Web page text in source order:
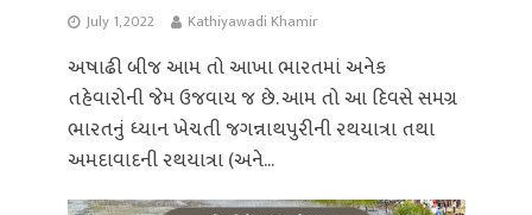
July 1, 2022 Kathiyawadi Khamir
અષાઢી બીજ આમ તો આખા ભારતમાં અનેક
તહેવારોની જેમ ઉજવાય જ છે. આમ તો આ દિવસે સમગ્ર
ભારતનું ધ્યાન ખેચતી જગન્નાથપુરીની રથયાત્રા તથા
અમદાવાદની રથયાત્રા (અને...